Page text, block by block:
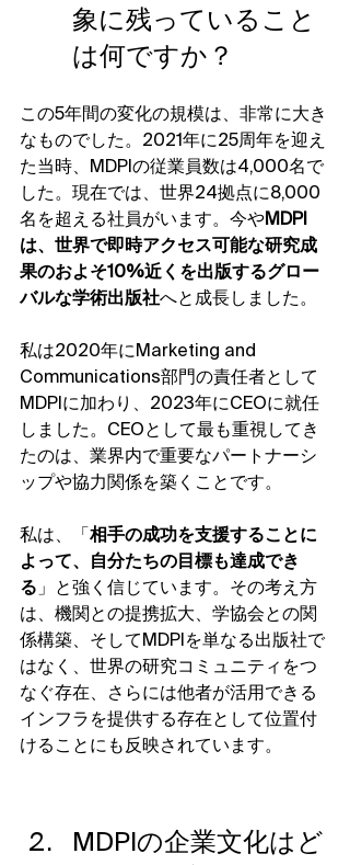
象に残っていること
は何ですか？
この5年間の変化の規模は、非常に大き
なものでした。2021年に25周年を迎え
た当時、MDPIの従業員数は4,000名で
した。現在では、世界24拠点に8,000
名を超える社員がいます。今やMDPI
は、世界で即時アクセス可能な研究成
果のおよそ10%近くを出版するグロー
バルな学術出版社へと成長しました。
私は2020年にMarketing and
Communications部門の責任者として
MDPIに加わり、2023年にCEOに就任
しました。CEOとして最も重視してき
たのは、業界内で重要なパートナーシ
ップや協力関係を築くことです。
私は、「 相手の成功を支援することに
よって、自分たちの目標も達成でき
る」と強く信じています。その考え方
は、機関との提携拡大、学協会との関
係構築、そしてMDPIを単なる出版社で
はなく、世界の研究コミュニティをつ
なぐ存在、さらには他者が活用できる
インフラを提供する存在として位置付
けることにも反映されています。
MDPIの企業文化はど